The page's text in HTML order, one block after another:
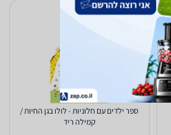
ספר ילדים עם חלוניות - לולו בגן החיות /
קמילה ריד